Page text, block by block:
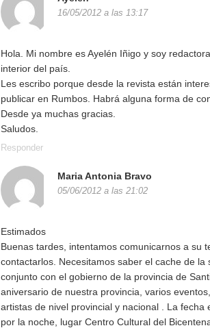
16/05/2012 a las 13:17
Hola. Mi nombre es Ayelén Iñigo y soy
interior del país.
Les escribo porque desde la revista están
publicar en Rumbos. Habrá alguna forma de
Desde ya muchas gracias.
Saludos.
Responder
Maria Antonia Bravo
05/06/2012 a las 21:02
Estimados
Buenas tardes, intentamos comunicarnos a su
contactarlos. Necesitamos saber el cache de
conjunto con el gobierno de la provincia de
aniversario de nuestra provincia, varios
artistas de nivel provincial y nacional . La
por la noche, lugar Centro Cultural del